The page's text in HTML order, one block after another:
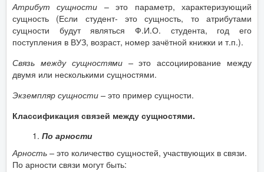
Атрибут сущности – это параметр, характеризующий
сущность (Если студент- это сущность, то атрибутами
сущности будут являться Ф.И.О. студента, год его
поступления в ВУЗ, возраст, номер зачётной книжки и т.п.).
Связь между сущностями –это ассоциирование между
двумя или несколькими сущностями.
Экземпляр сущности – это пример сущности.
Классификация связей между сущностями.
По арности
Арность – это количество сущностей, участвующих в связи.
По арности связи могут быть: